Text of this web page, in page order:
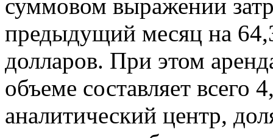
суммовом выражении
предыдущий месяц на
долларов. При этом
объеме составляет всего
аналитический центр,